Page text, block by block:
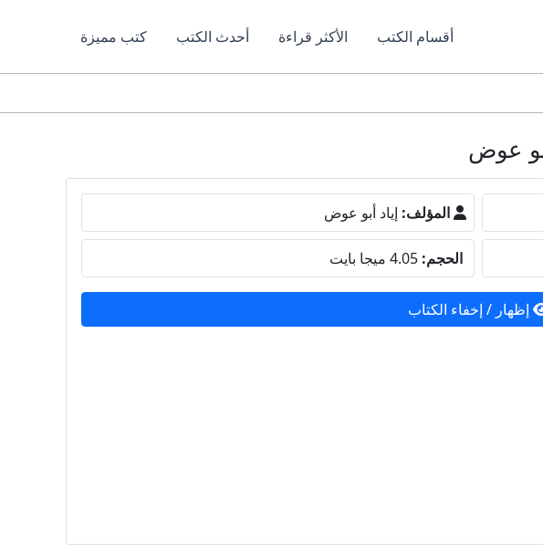
أقسام الكتب الأكثر قراءة أحدث الكتب كتب مميزة
المؤلف: إياد أبو عوض
الحجم:
إظهار / إخفاء الكتاب